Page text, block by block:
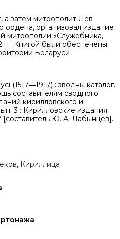
а затем митрополит Лев
ордена, организовал издание
митрополии «Служебника,
гг. Книгой были обеспечены
Беларуси
(1517―1917) : зводны каталог.
составителям сводного
кирилловского и
3 : Кирилловские издания
[составитель Ю. А. Лабынцев].
, Кириллица